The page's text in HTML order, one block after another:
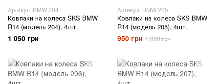
Артикул: BMW 204
Ковпаки на колеса SKS BMW
R14 (модель 204), 4шт.
1 050 грн
Артикул: BMW 205
Ковпаки на колеса SKS BMW
R14 (модель 205), 4шт.
950 грн 1 050 грн